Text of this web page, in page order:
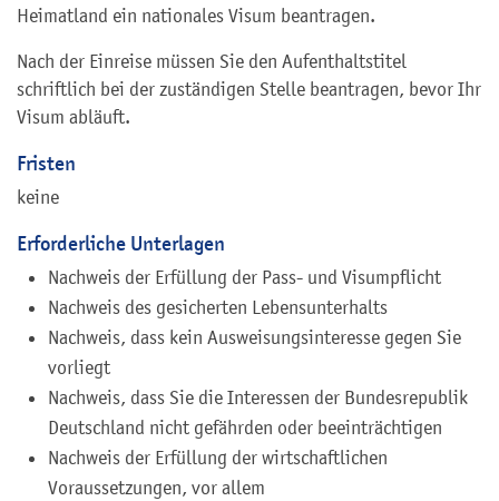
Heimatland ein nationales Visum beantragen.
Nach der Einreise müssen Sie den Aufenthaltstitel
schriftlich bei der zuständigen Stelle beantragen, bevor Ihr
Visum abläuft.
Fristen
keine
Erforderliche Unterlagen
Nachweis der Erfüllung der Pass- und Visumpflicht
Nachweis des gesicherten Lebensunterhalts
Nachweis, dass kein Ausweisungsinteresse gegen Sie
vorliegt
Nachweis, dass Sie die Interessen der Bundesrepublik
Deutschland nicht gefährden oder beeinträchtigen
Nachweis der Erfüllung der wirtschaftlichen
Voraussetzungen, vor allem